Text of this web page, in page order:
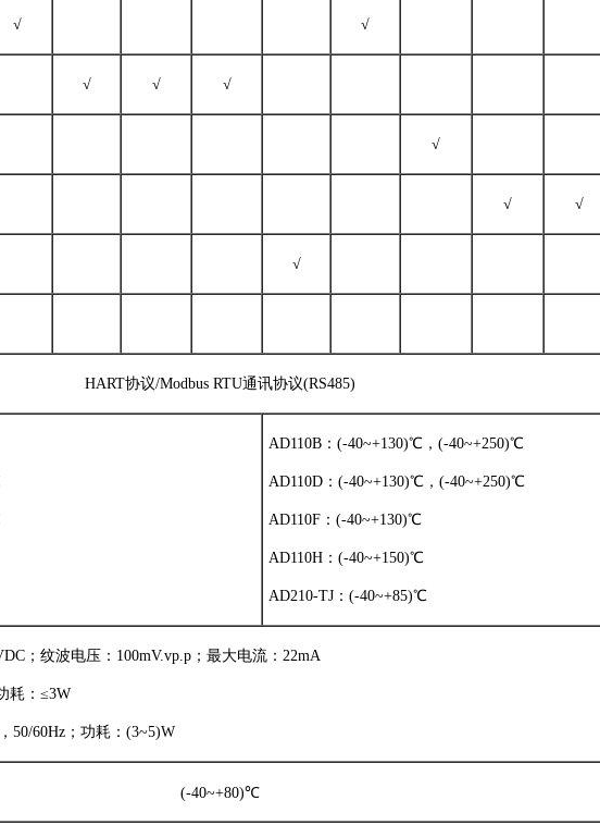
√ √
√ √ √
√
√ √
√
HART协议/Modbus RTU通讯协议(RS485)
AD110B：(-40~+130)℃，(-40~+250)℃
AD110D：(-40~+130)℃，(-40~+250)℃
AD110F：(-40~+130)℃
AD110H：(-40~+150)℃
AD210-TJ：(-40~+85)℃
；纹波电压：100mV.vp.p；最大电流：22mA
耗：≤3W
50/60Hz；功耗：(3~5)W
(-40~+80)℃